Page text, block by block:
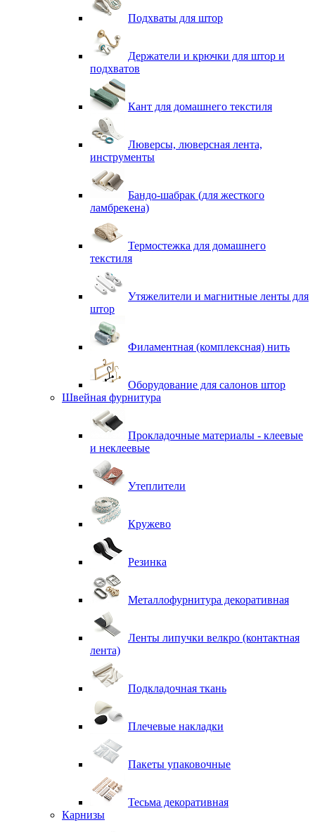
Подхваты для штор
Держатели и крючки для штор и
подхватов
Кант для домашнего текстиля
Люверсы, люверсная лента,
инструменты
Бандо-шабрак (для жесткого
ламбрекена)
Термостежка для домашнего
текстиля
Утяжелители и магнитные ленты для
штор
Филаментная (комплексная) нить
Оборудование для салонов штор
Швейная фурнитура
Прокладочные материалы - клеевые
и неклеевые
Утеплители
Кружево
Резинка
Металлофурнитура декоративная
Ленты липучки велкро (контактная
лента)
Подкладочная ткань
Плечевые накладки
Пакеты упаковочные
Тесьма декоративная
Карнизы